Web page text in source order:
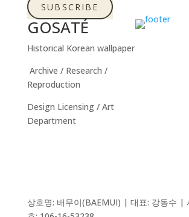
SUBSCRIBE
GOSATÉ
Historical Korean wallpaper
Archive / Research /
Reproduction
Design Licensing / Art
Department
상호명: 배무이(BAEMUI) | 대표: 강동수 |